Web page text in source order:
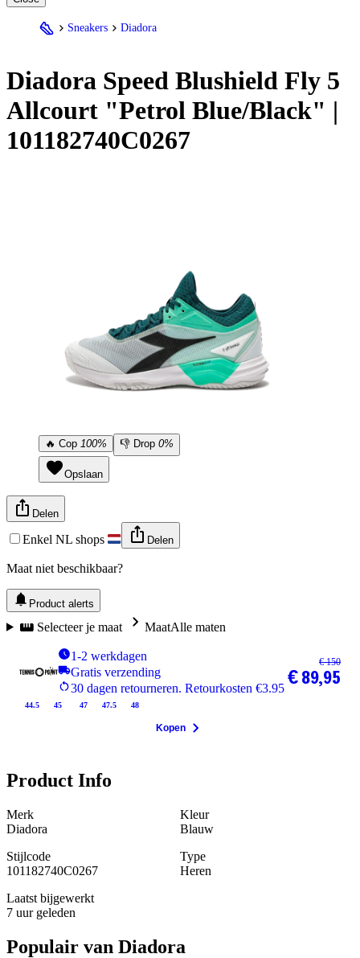
Sneakers Diadora
Diadora Speed Blushield Fly 5
Allcourt "Petrol Blue/Black" |
101182740C0267
🔥 Cop 100% 👎 Drop 0%
Opslaan
Delen
Enkel NL shops Delen
Maat niet beschikbaar?
Product alerts
Selecteer je maat MaatAlle maten
1-2 werkdagen
Gratis verzending
30 dagen retourneren. Retourkosten €3.95
44.5 45 47 47.5 48
€ 150
€ 89,95
Kopen
Product Info
Merk
Diadora
Kleur
Blauw
Stijlcode
101182740C0267
Type
Heren
Laatst bijgewerkt
7 uur geleden
Populair van Diadora